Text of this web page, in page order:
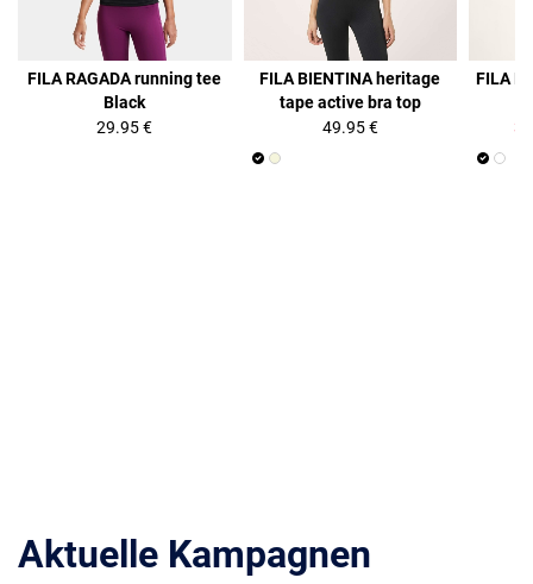
FILA RAGADA running tee
Black
29.95 €
FILA BIENTINA heritage
tape active bra top
49.95 €
FILA
Aktuelle Kampagnen